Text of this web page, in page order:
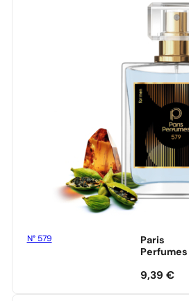
N° 579
Paris
Perfumes
9,39 €